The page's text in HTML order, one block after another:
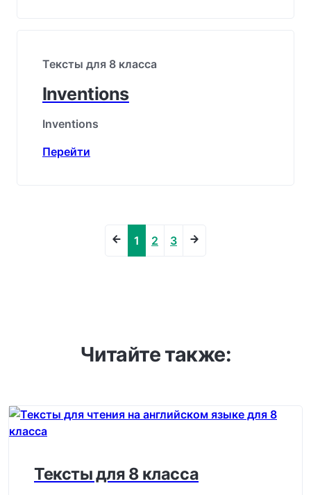
Тексты для 8 класса
Inventions
Inventions
Перейти
1 2 3
Читайте также:
Тексты для 8 класса